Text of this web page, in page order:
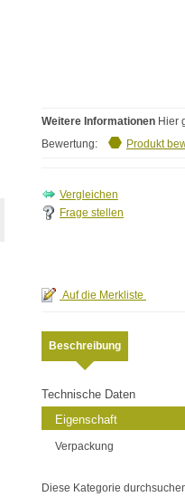
Weitere Informationen Hier
Bewertung:
Produkt
Frage stellen
Beschreibung
Technische Daten
Eigenschaft
Verpackung
Diese Kategorie